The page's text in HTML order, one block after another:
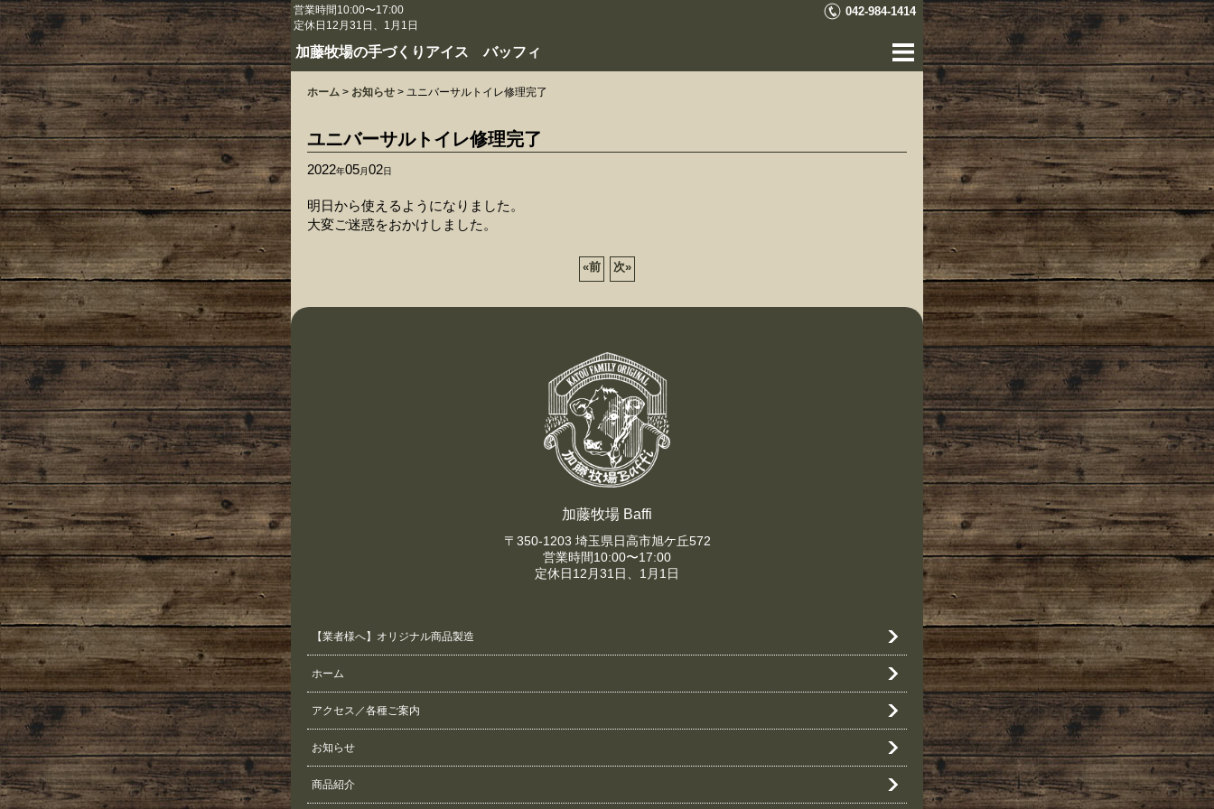
営業時間10:00〜17:00
定休日12月31日、1月1日
042-984-1414
加藤牧場の手づくりアイス バッフィ
ホーム > お知らせ > ユニバーサルトイレ修理完了
ユニバーサルトイレ修理完了
2022年05月02日
明日から使えるようになりました。
大変ご迷惑をおかけしました。
«前 次»
加藤牧場 Baffi
〒350-1203 埼玉県日高市旭ケ丘572
営業時間10:00〜17:00
定休日12月31日、1月1日
【業者様へ】オリジナル商品製造
ホーム
アクセス／各種ご案内
お知らせ
商品紹介